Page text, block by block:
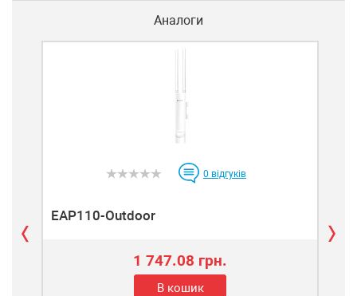
Аналоги
0 відгуків
EAP110-Outdoor
1 747.08 грн.
В кошик